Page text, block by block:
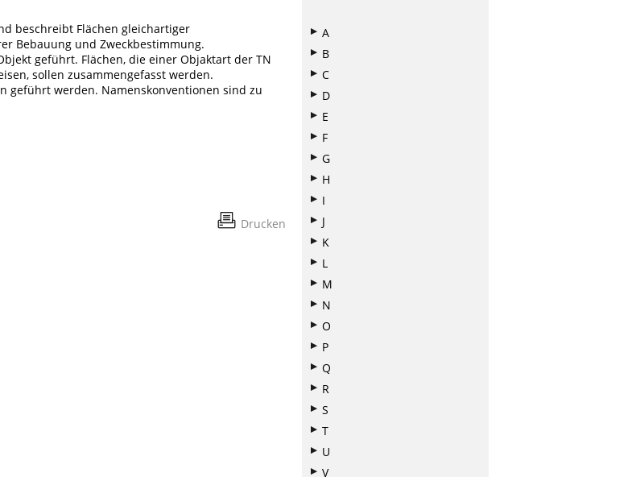
beschreibt Flächen gleichartiger
Bebauung und Zweckbestimmung.
geführt. Flächen, die einer Objaktart der TN
sollen zusammengefasst werden.
geführt werden. Namenskonventionen sind zu
Drucken
A
B
C
D
E
F
G
H
I
J
K
L
M
N
O
P
Q
R
S
T
U
V